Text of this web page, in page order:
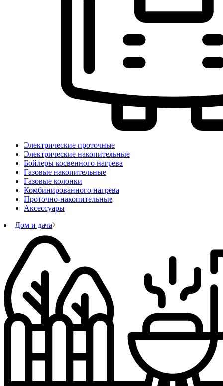
Электрические проточные
Электрические накопительные
Бойлеры косвенного нагрева
Газовые накопительные
Газовые колонки
Комбинированного нагрева
Проточно-накопительные
Аксессуары
Дом и дача